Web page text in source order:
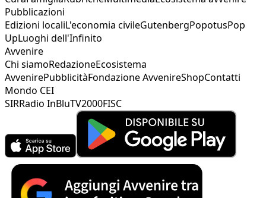
Pubblicazioni
Edizioni localiL'economia civileGutenbergPopotusPop
UpLuoghi dell'Infinito
Avvenire
Chi siamoRedazioneEcosistema
AvvenirePubblicitàFondazione AvvenireShopContatti
Mondo CEI
SIRRadio InBluTV2000FISC